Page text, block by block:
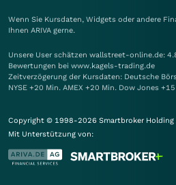
Wenn Sie Kursdaten, Widgets oder andere
Ihnen ARIVA gerne.
Unsere User schätzen wallstreet-online.de:
Bewertungen bei www.kagels-trading.de
Zeitverzögerung der Kursdaten: Deutsche
NYSE +20 Min. AMEX +20 Min. Dow Jones
Copyright © 1998-2026 Smartbroker Holding
Mit Unterstützung von: